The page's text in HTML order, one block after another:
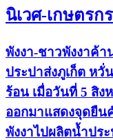
นิเวศ-เกษตรก
พังงา-ชาวพังงาค้า
ประปาส่งภูเก็ต หวั่
ร้อน เมื่อวันที่ 5 สิง
ออกมาแสดงจุดยืน
พังงาไปผลิตน้ำปร